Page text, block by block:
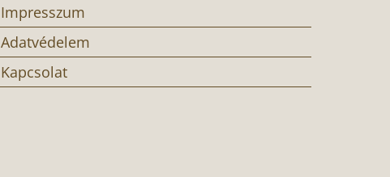
Impresszum
Adatvédelem
Kapcsolat